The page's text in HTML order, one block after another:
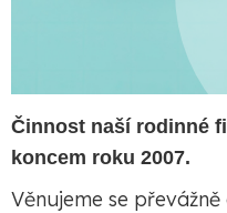
Činnost naší rodinné
koncem roku 2007.
Věnujeme se